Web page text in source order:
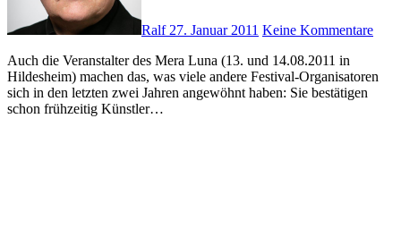
Ralf 27. Januar 2011 Keine Kommentare
Auch die Veranstalter des Mera Luna (13. und 14.08.2011 in
Hildesheim) machen das, was viele andere Festival-Organisatoren
sich in den letzten zwei Jahren angewöhnt haben: Sie bestätigen
schon frühzeitig Künstler…